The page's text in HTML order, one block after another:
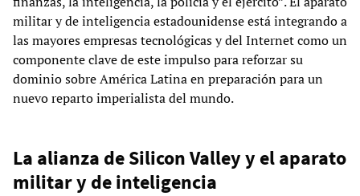
militar y de inteligencia estadounidense está integrando a
las mayores empresas tecnológicas y del Internet como un
componente clave de este impulso para reforzar su
dominio sobre América Latina en preparación para un
nuevo reparto imperialista del mundo.
La alianza de Silicon Valley y el aparato
militar y de inteligencia